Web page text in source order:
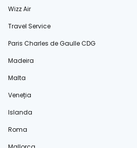
Wizz Air
Travel Service
Paris Charles de Gaulle CDG
Madeira
Malta
Veneția
Islanda
Roma